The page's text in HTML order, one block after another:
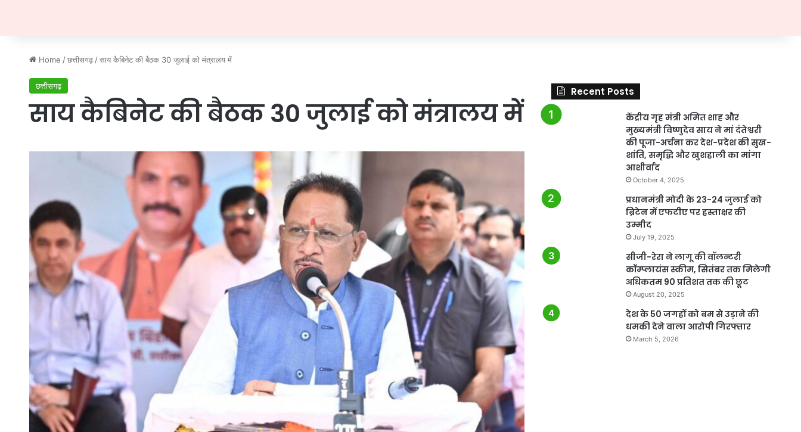
Home / छत्तीसगढ़ / साय कैबिनेट की बैठक 30 जुलाई को मंत्रालय में
छत्तीसगढ़
साय कैबिनेट की बैठक 30 जुलाई को मंत्रालय में
Recent Posts
केंद्रीय गृह मंत्री अमित शाह और
मुख्यमंत्री विष्णुदेव साय ने मां दंतेश्वरी
की पूजा-अर्चना कर देश-प्रदेश की सुख-
शांति, समृद्धि और खुशहाली का मांगा
आशीर्वाद
October 4, 2025
प्रधानमंत्री मोदी के 23-24 जुलाई को
ब्रिटेन में एफटीए पर हस्ताक्षर की
उम्मीद
July 19, 2025
सीजी-रेरा ने लागू की वॉलन्टरी
कॉम्प्लायंस स्कीम, सितंबर तक मिलेगी
अधिकतम 90 प्रतिशत तक की छूट
August 20, 2025
देश के 50 जगहों को बम से उड़ाने की
धमकी देने वाला आरोपी गिरफ्तार
March 5, 2026